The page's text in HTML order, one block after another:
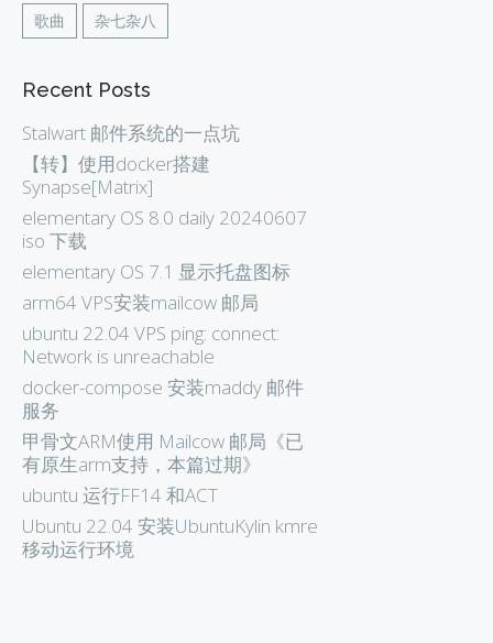
歌曲 杂七杂八
Recent Posts
Stalwart 邮件系统的一点坑
【转】使用docker搭建
Synapse[Matrix]
elementary OS 8.0 daily 20240607
iso 下载
elementary OS 7.1 显示托盘图标
arm64 VPS安装mailcow 邮局
ubuntu 22.04 VPS ping: connect:
Network is unreachable
docker-compose 安装maddy 邮件
服务
甲骨文ARM使用 Mailcow 邮局《已
有原生arm支持，本篇过期》
ubuntu 运行FF14 和ACT
Ubuntu 22.04 安装UbuntuKylin kmre
移动运行环境